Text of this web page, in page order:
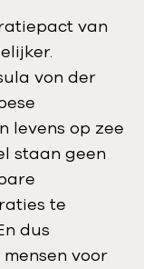
van
von der
levens op zee
staan geen
te
dus
voor